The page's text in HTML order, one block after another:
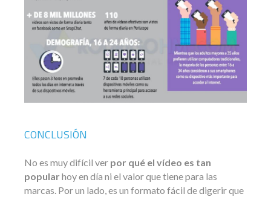
CONCLUSIÓN
No es muy difícil ver por qué el vídeo es tan
popular hoy en día ni el valor que tiene para las
marcas. Por un lado, es un formato fácil de digerir que